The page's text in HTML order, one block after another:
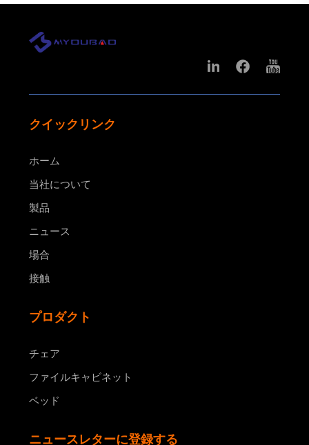
クイックリンク
ホーム
当社について
製品
ニュース
場合
接触
プロダクト
チェア
ファイルキャビネット
ベッド
ニュースレターに登録する